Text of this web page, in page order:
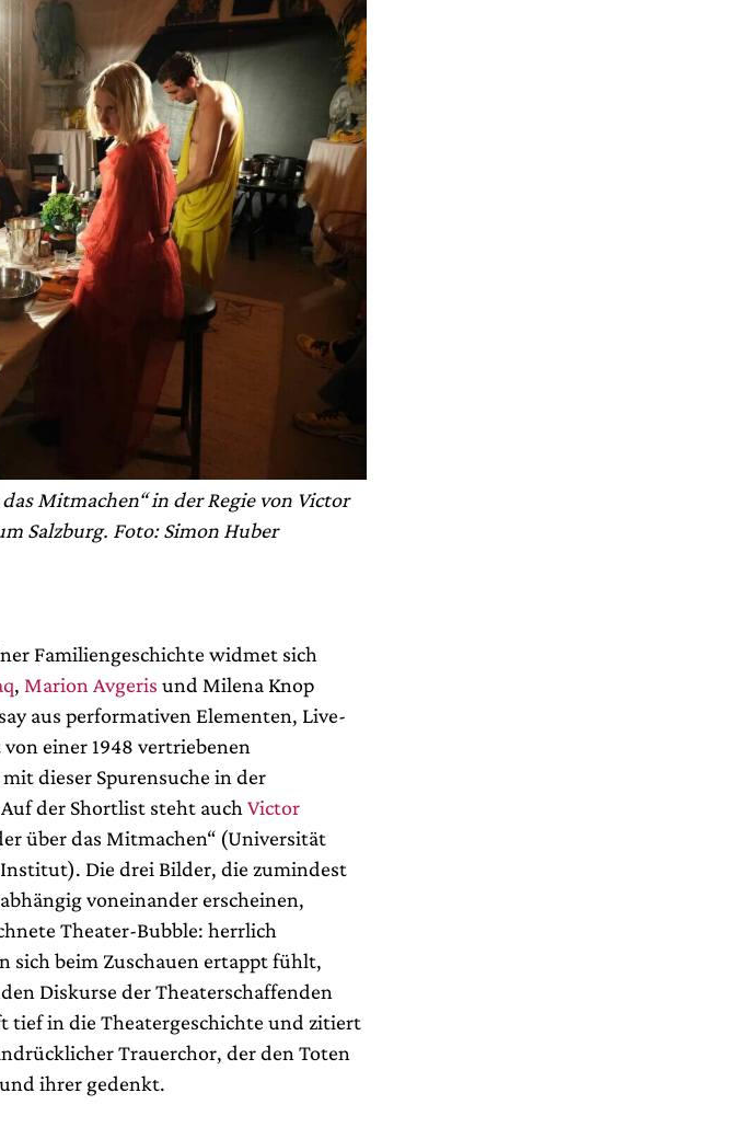
Mitmachen“ in der Regie von Victor
Salzburg. Foto: Simon Huber
Familiengeschichte widmet sich
, Marion Avgeris und Milena Knop
aus performativen Elementen, Live-
einer 1948 vertriebenen
dieser Spurensuche in der
der Shortlist steht auch Victor
über das Mitmachen“ (Universität
Die drei Bilder, die zumindest
voneinander erscheinen,
Theater-Bubble: herrlich
sich beim Zuschauen ertappt fühlt,
Diskurse der Theaterschaffenden
tief in die Theatergeschichte und zitiert
Trauerchor, der den Toten
ihrer gedenkt.